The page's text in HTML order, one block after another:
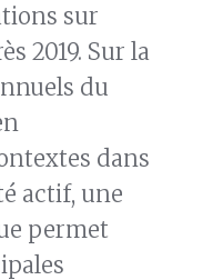
sur
2019. Sur la
du
dans
actif, une
permet